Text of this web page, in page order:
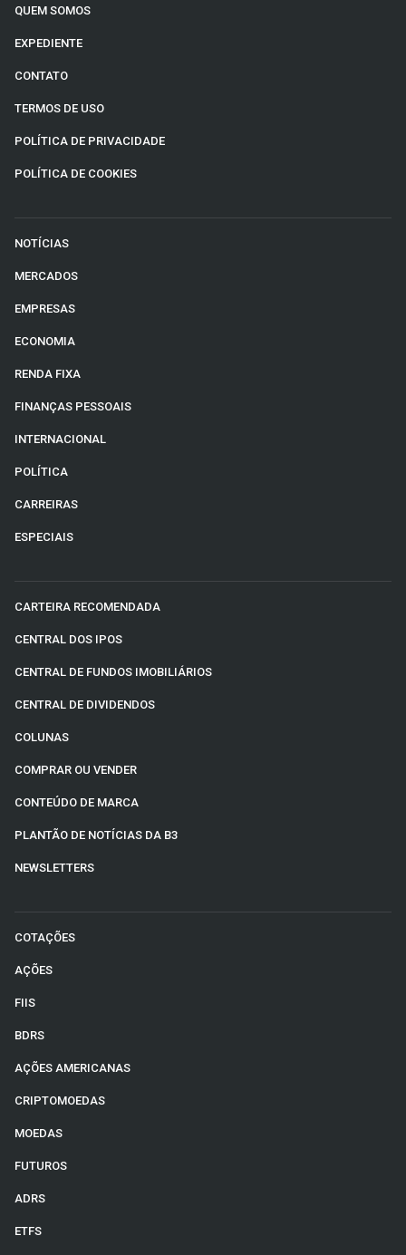
QUEM SOMOS
EXPEDIENTE
CONTATO
TERMOS DE USO
POLÍTICA DE PRIVACIDADE
POLÍTICA DE COOKIES
NOTÍCIAS
MERCADOS
EMPRESAS
ECONOMIA
RENDA FIXA
FINANÇAS PESSOAIS
INTERNACIONAL
POLÍTICA
CARREIRAS
ESPECIAIS
CARTEIRA RECOMENDADA
CENTRAL DOS IPOS
CENTRAL DE FUNDOS IMOBILIÁRIOS
CENTRAL DE DIVIDENDOS
COLUNAS
COMPRAR OU VENDER
CONTEÚDO DE MARCA
PLANTÃO DE NOTÍCIAS DA B3
NEWSLETTERS
COTAÇÕES
AÇÕES
FIIS
BDRS
AÇÕES AMERICANAS
CRIPTOMOEDAS
MOEDAS
FUTUROS
ADRS
ETFS